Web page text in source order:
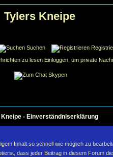
Tylers Kneipe
Suchen
Einloggen, um private
Skypen
- Einverständniserklärung
Inhalt so schnell wie möglich zu
dass jeder Beitrag in diesem Forum